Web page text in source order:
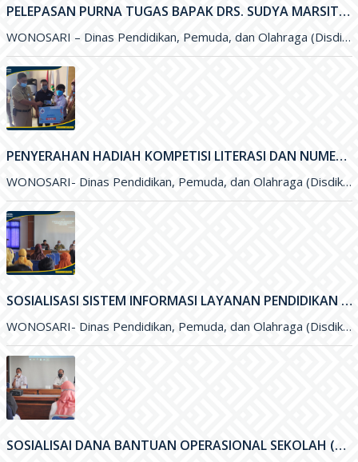
PELEPASAN PURNA TUGAS BAPAK DRS. SUDYA MARSITA, M.M. SELAKU SEKRETARIS DISDIKPORA KABUPATEN GUNUNGKIDUL
WONOSARI – Dinas Pendidikan, Pemuda, dan Olahraga (Disdikpora) Kabupaten Gunungkidul menyelenggarakan kegiatan Pelepasan Purna Tugas Bapak Drs. Sudya Marsita, M.M
PENYERAHAN HADIAH KOMPETISI LITERASI DAN NUMERASI TINGKAT NASIONAL
WONOSARI- Dinas Pendidikan, Pemuda, dan Olahraga (Disdikpora) Kabupaten Gunungkidul bekerja sama dengan Pesona Edu, Bank BCA, dan Pabrik Minuman Hillo
SOSIALISASI SISTEM INFORMASI LAYANAN PENDIDIKAN (SILANDIK) TAHUN 2021
WONOSARI- Dinas Pendidikan, Pemuda, dan Olahraga (Disdikpora) Kabupaten Gunungkidul bersama Badan Perencanaan Pembangunan Daerah (Bappeda) Kabupaten Gunungkidul menyelenggarakan kegiatan Sosialisasi
SOSIALISAI DANA BANTUAN OPERASIONAL SEKOLAH (BOS) KINERJA TAHUN 2021